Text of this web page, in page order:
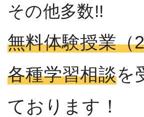
その他多数!!
無料体験授業（
各種学習相談を
ております！